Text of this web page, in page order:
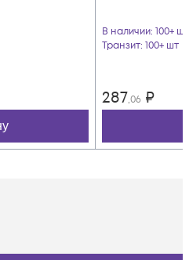
В наличии: 100+ шт
Транзит: 100+ шт
287,06 ₽